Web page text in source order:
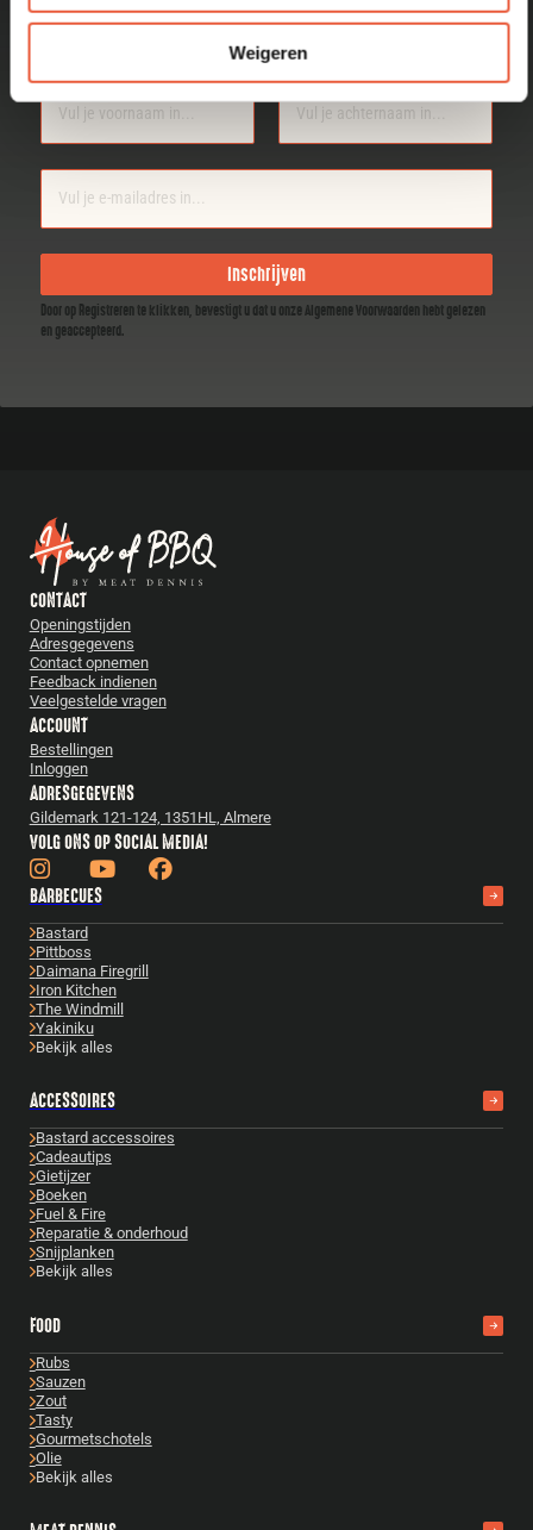
Weigeren
laatste nieuws, Recepten en
Inschrijven
Door op Registreren te klikken, bevestigt u dat u onze Algemene Voorwaarden hebt gelezen
en geaccepteerd.
CONTACT
Openingstijden
Adresgegevens
Contact opnemen
Feedback indienen
Veelgestelde vragen
ACCOUNT
Bestellingen
Inloggen
ADRESGEGEVENS
Gildemark 121-124, 1351HL, Almere
VOLG ONS OP SOCIAL MEDIA!
BARBECUES
Bastard
Pittboss
Daimana Firegrill
Iron Kitchen
The Windmill
Yakiniku
Bekijk alles
ACCESSOIRES
Bastard accessoires
Cadeautips
Gietijzer
Boeken
Fuel & Fire
Reparatie & onderhoud
Snijplanken
Bekijk alles
FOOD
Rubs
Sauzen
Zout
Tasty
Gourmetschotels
Olie
Bekijk alles